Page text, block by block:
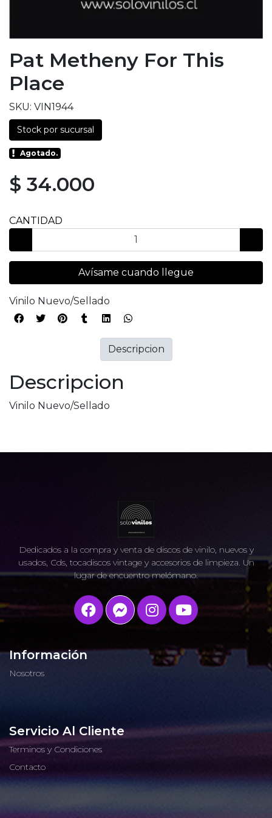
Pat Metheny For This
Place
SKU: VIN1944
Stock por sucursal
Agotado.
$ 34.000
CANTIDAD
Avísame cuando llegue
Vinilo Nuevo/Sellado
Descripcion
Vinilo Nuevo/Sellado
Descripcion
Dedicados a la compra y venta de discos de vinilo, nuevos y
usados, Cds, tocadiscos vintage y accesorios de limpieza. Un
lugar de encuentro melómano.
Información
Nosotros
Servicio Al Cliente
Terminos y Condiciones
Contacto